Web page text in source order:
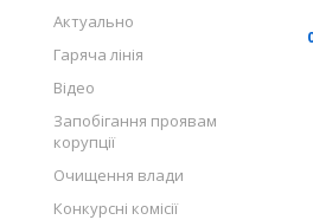
Актуально
Гаряча лінія
Відео
Запобігання проявам
корупції
Очищення влади
Конкурсні комісії